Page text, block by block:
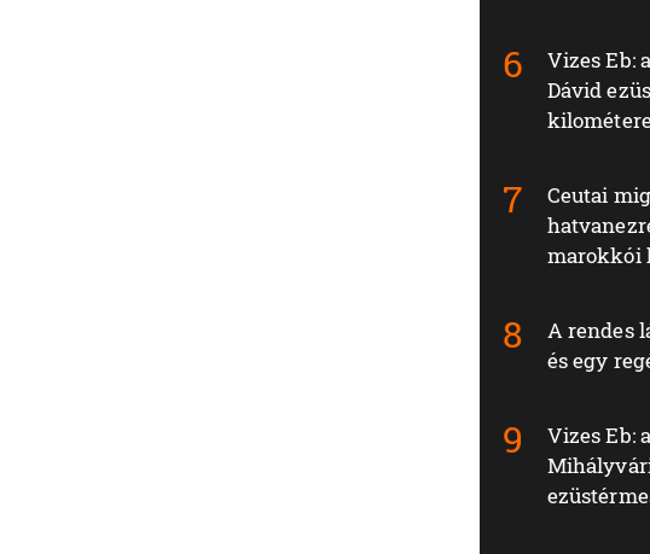
Vizes Eb:
Dávid
Ceutai
marokkói
A rendes
és egy
Vizes Eb: